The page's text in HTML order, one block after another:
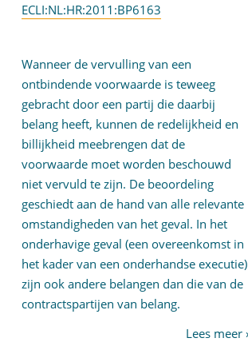
ECLI:NL:HR:2011:BP6163
Wanneer de vervulling van een
ontbindende voorwaarde is teweeg
gebracht door een partij die daarbij
belang heeft, kunnen de redelijkheid en
billijkheid meebrengen dat de
voorwaarde moet worden beschouwd
niet vervuld te zijn. De beoordeling
geschiedt aan de hand van alle relevante
omstandigheden van het geval. In het
onderhavige geval (een overeenkomst in
het kader van een onderhandse executie)
zijn ook andere belangen dan die van de
contractspartijen van belang.